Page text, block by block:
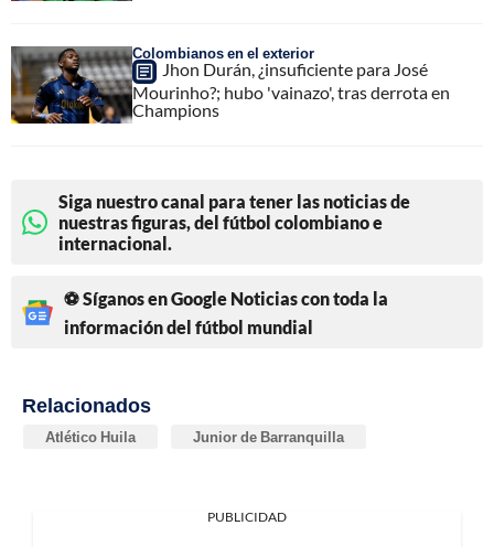
Colombianos en el exterior
Jhon Durán, ¿insuficiente para José
Mourinho?; hubo 'vainazo', tras derrota en
Champions
Siga nuestro canal para tener las noticias de
nuestras figuras, del fútbol colombiano e
internacional.
⚽ Síganos en Google Noticias con toda la
información del fútbol mundial
Relacionados
Atlético Huila Junior de Barranquilla
PUBLICIDAD